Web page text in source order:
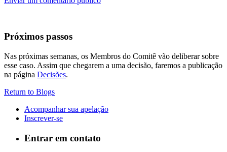
Próximos passos
Nas próximas semanas, os Membros do Comitê vão deliberar sobre
esse caso. Assim que chegarem a uma decisão, faremos a publicação
na página Decisões.
Return to Blogs
Acompanhar sua apelação
Inscrever-se
Entrar em contato